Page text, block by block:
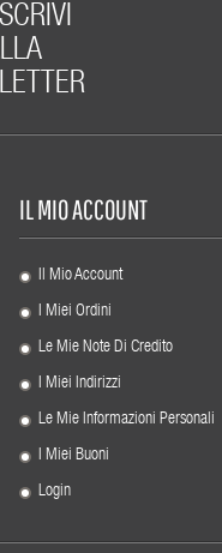
IL MIO ACCOUNT
Il Mio Account
I Miei Ordini
Le Mie Note Di Credito
I Miei Indirizzi
Le Mie Informazioni Personali
I Miei Buoni
Login